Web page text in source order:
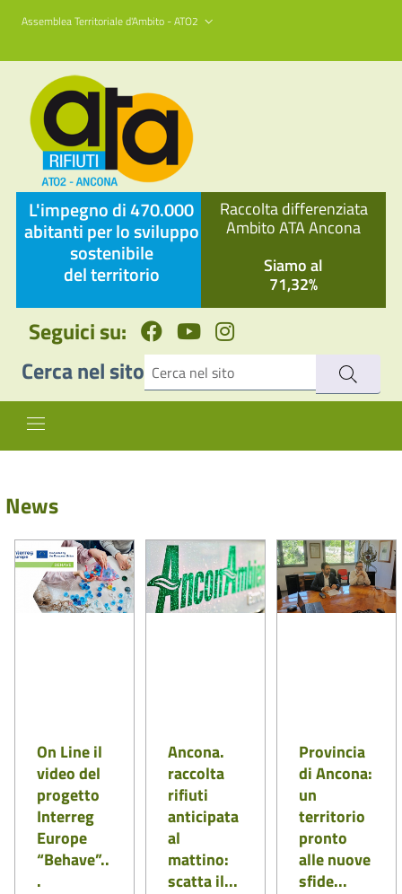
Assemblea Territoriale d'Ambito - ATO2
L'impegno di 470.000
abitanti per lo sviluppo
sostenibile
del territorio
Raccolta differenziata
Ambito ATA Ancona
Siamo al
71,32%
Seguici su:
Cerca nel sito
News
On Line il
video del
progetto
Interreg
Europe
“Behave”..
.
Ancona.
raccolta
rifiuti
anticipata
al
mattino:
scatta il...
Provincia
di Ancona:
un
territorio
pronto
alle nuove
sfide...